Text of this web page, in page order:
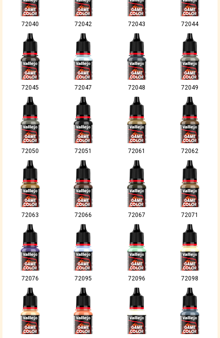
72040 72042 72043 72044
72045 72047 72048 72049
72050 72051 72061 72062
72063 72066 72067 72071
72076 72095 72096 72098